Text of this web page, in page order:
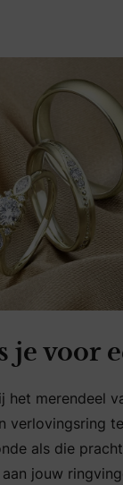
of kies jullie
je voor
het merendeel
verlovingsring
als die
jouw